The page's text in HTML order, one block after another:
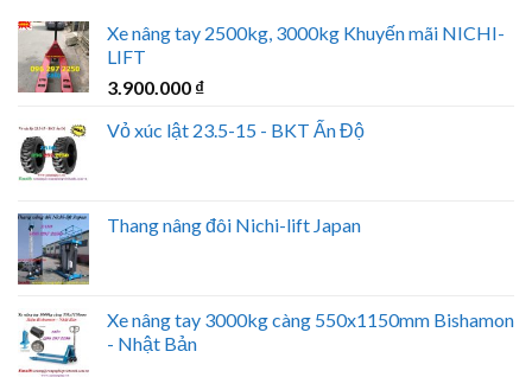
Xe nâng tay 2500kg, 3000kg Khuyến mãi NICHI-
LIFT
3.900.000 ₫
Vỏ xúc lật 23.5-15 - BKT Ấn Độ
Thang nâng đôi Nichi-lift Japan
Xe nâng tay 3000kg càng 550x1150mm Bishamon
- Nhật Bản